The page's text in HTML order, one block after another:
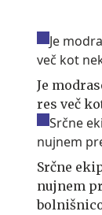
Je
res več
Srčne
nujnem